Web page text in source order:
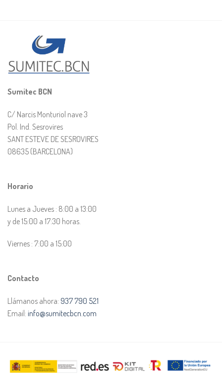
Sumitec BCN
C/ Narcis Monturiol nave 3
Pol. Ind. Sesrovires
SANT ESTEVE DE SESROVIRES
08635 (BARCELONA)
Horario
Lunes a Jueves : 8:00 a 13:00
y de 15:00 a 17:30 horas.
Viernes : 7:00 a 15:00
Contacto
Llámanos ahora: 937 790 521
Email: info@sumitecbcn.com